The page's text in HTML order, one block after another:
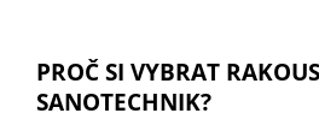
PROČ SI VYBRAT
SANOTECHNIK?